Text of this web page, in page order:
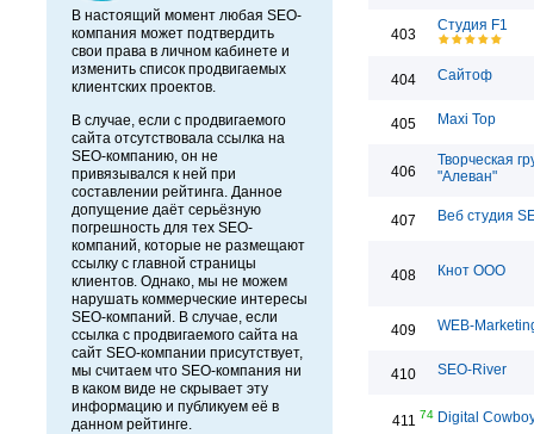
В настоящий момент любая SEO-
компания может подтвердить
свои права в личном кабинете и
изменить список продвигаемых
клиентских проектов.
В случае, если с продвигаемого
сайта отсутствовала ссылка на
SEO-компанию, он не
привязывался к ней при
составлении рейтинга. Данное
допущение даёт серьёзную
погрешность для тех SEO-
компаний, которые не размещают
ссылку с главной страницы
клиентов. Однако, мы не можем
нарушать коммерческие интересы
SEO-компаний. В случае, если
ссылка с продвигаемого сайта на
сайт SEO-компании присутствует,
мы считаем что SEO-компания ни
в каком виде не скрывает эту
информацию и публикуем её в
данном рейтинге.
403
Студия F1
404 Сайтоф
405 Maxi Top
406
Творческая
"Алеван"
407 Веб студия
408 Кнот ООО
409 WEB-
410 SEO-River
411 74 Digital